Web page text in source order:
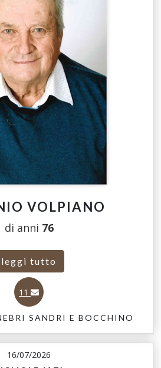
VOLPIANO
di anni 76
leggi tutto
11
SANDRI E BOCCHINO
16/07/2026